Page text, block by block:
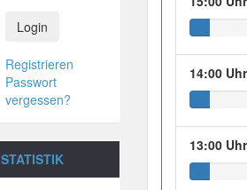
Login
Registrieren
Passwort
vergessen?
STATISTIK
14:00 Uhr
13:00 Uhr